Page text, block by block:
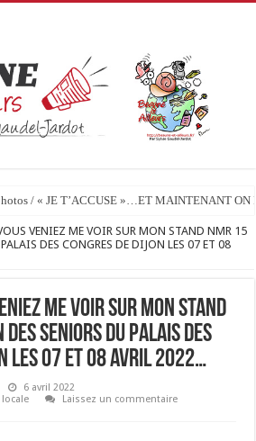
/ « JE T’ACCUSE »…ET MAINTENANT
VENIEZ ME VOIR SUR MON STAND NMR 15
DES CONGRES DE DIJON LES 07 ET 08
ME VOIR SUR MON STAND
SENIORS DU PALAIS DES
LES 07 ET 08 AVRIL 2022…
6 avril 2022
locale
Laissez un commentaire